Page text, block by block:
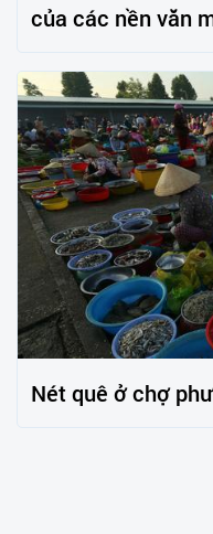
của các nền văn
Nét quê ở chợ